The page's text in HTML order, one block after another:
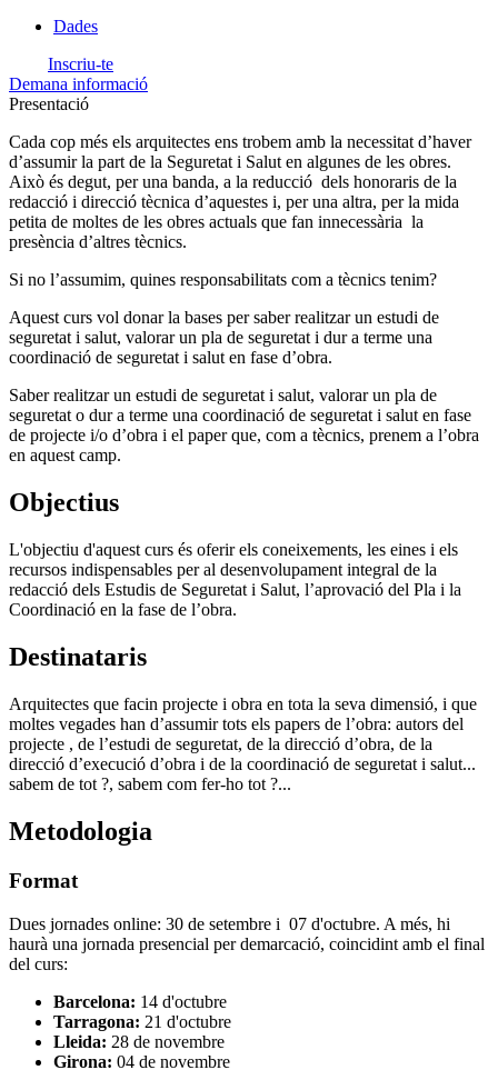
Dades
Inscriu-te
Demana informació
Presentació
Cada cop més els arquitectes ens trobem amb la necessitat d’haver
d’assumir la part de la Seguretat i Salut en algunes de les obres.
Això és degut, per una banda, a la reducció dels honoraris de la
redacció i direcció tècnica d’aquestes i, per una altra, per la mida
petita de moltes de les obres actuals que fan innecessària la
presència d’altres tècnics.
Si no l’assumim, quines responsabilitats com a tècnics tenim?
Aquest curs vol donar la bases per saber realitzar un estudi de
seguretat i salut, valorar un pla de seguretat i dur a terme una
coordinació de seguretat i salut en fase d’obra.
Saber realitzar un estudi de seguretat i salut, valorar un pla de
seguretat o dur a terme una coordinació de seguretat i salut en fase
de projecte i/o d’obra i el paper que, com a tècnics, prenem a l’obra
en aquest camp.
Objectius
L'objectiu d'aquest curs és oferir els coneixements, les eines i els
recursos indispensables per al desenvolupament integral de la
redacció dels Estudis de Seguretat i Salut, l’aprovació del Pla i la
Coordinació en la fase de l’obra.
Destinataris
Arquitectes que facin projecte i obra en tota la seva dimensió, i que
moltes vegades han d’assumir tots els papers de l’obra: autors del
projecte , de l’estudi de seguretat, de la direcció d’obra, de la
direcció d’execució d’obra i de la coordinació de seguretat i salut...
sabem de tot ?, sabem com fer-ho tot ?...
Metodologia
Format
Dues jornades online: 30 de setembre i 07 d'octubre. A més, hi
haurà una jornada presencial per demarcació, coincidint amb el final
del curs:
Barcelona: 14 d'octubre
Tarragona: 21 d'octubre
Lleida: 28 de novembre
Girona: 04 de novembre